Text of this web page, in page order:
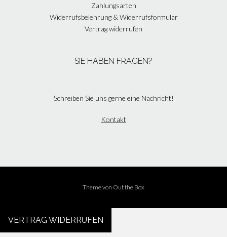
Zahlungsarten
Widerrufsbelehrung & Widerrufsformular
Vertrag widerrufen
SIE HABEN FRAGEN?
Schreiben Sie uns gerne eine Nachricht!
Kontakt
Theme von Out the Box
VERTRAG WIDERRUFEN